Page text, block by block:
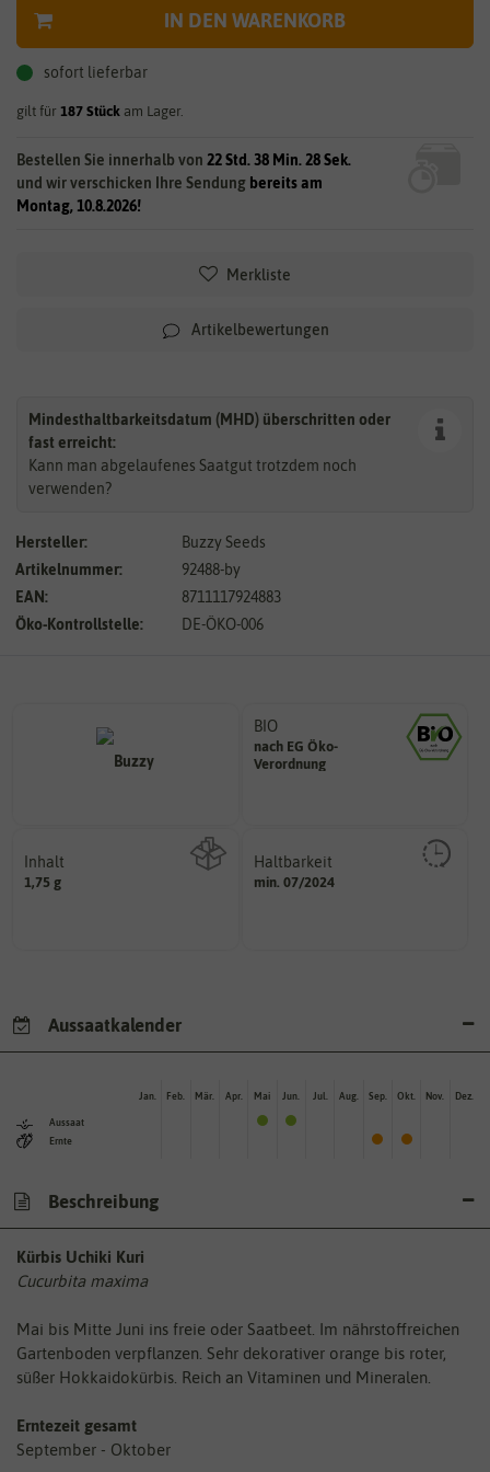
IN DEN WARENKORB
sofort lieferbar
gilt für 187 Stück am Lager.
Bestellen Sie innerhalb von 22 Std. 38 Min. 27 Sek.
und wir verschicken Ihre Sendung bereits am
Montag, 10.8.2026!
Merkliste
Artikelbewertungen
Mindesthaltbarkeitsdatum (MHD) überschritten oder
fast erreicht:
Kann man abgelaufenes Saatgut trotzdem noch
verwenden?
Hersteller:
Buzzy Seeds
Artikelnummer:
92488-by
EAN:
8711117924883
Öko-Kontrollstelle:
DE-ÖKO-006
BIO
nach EG Öko-
Verordnung
den Richtlinien der biologischen
Landwirtschaft arbeiten.
Inhalt
1,75 g
Haltbarkeit
min. 07/2024
und Pflanzgut sehr gut keimen
sollte.
Aussaatkalender
Aussaat
Ernte
Jan. Feb. Mär. Apr. Mai Jun. Jul. Aug. Sep. Okt. Nov. Dez.
Beschreibung
Kürbis Uchiki Kuri
Cucurbita maxima
Mai bis Mitte Juni ins freie oder Saatbeet. Im nährstoffreichen
Gartenboden verpflanzen. Sehr dekorativer orange bis roter,
süßer Hokkaidokürbis. Reich an Vitaminen und Mineralen.
Erntezeit gesamt
September - Oktober